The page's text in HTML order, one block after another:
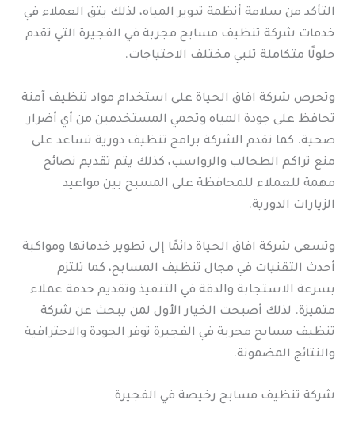
التأكد من سلامة أنظمة تدوير المياه، لذلك يثق العملاء في
خدمات شركة تنظيف مسابح مجربة في الفجيرة التي تقدم
حلولًا متكاملة تلبي مختلف الاحتياجات.
وتحرص شركة افاق الحياة على استخدام مواد تنظيف آمنة
تحافظ على جودة المياه وتحمي المستخدمين من أي أضرار
صحية. كما تقدم الشركة برامج تنظيف دورية تساعد على
منع تراكم الطحالب والرواسب، كذلك يتم تقديم نصائح
مهمة للعملاء للمحافظة على المسبح بين مواعيد
الزيارات الدورية.
وتسعى شركة افاق الحياة دائمًا إلى تطوير خدماتها ومواكبة
أحدث التقنيات في مجال تنظيف المسابح، كما تلتزم
بسرعة الاستجابة والدقة في التنفيذ وتقديم خدمة عملاء
متميزة. لذلك أصبحت الخيار الأول لمن يبحث عن شركة
تنظيف مسابح مجربة في الفجيرة توفر الجودة والاحترافية
والنتائج المضمونة.
شركة تنظيف مسابح رخيصة في الفجيرة